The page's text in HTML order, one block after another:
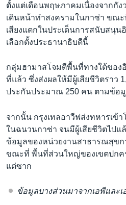
ตั้งแต่เดือนพฤษภาคมเนื่องจากกัง
เดินหน้าทำสงครามในกาซ่า ขณะ
เสียงแตกในประเด็นการสนับสนุน
เลือกตั้งประธานาธิบดีนี้
กลุ่มฮามาสโจมตีพื้นที่ทางใต้ของ
ที่แล้ว ซึ่งส่งผลให้มีผู้เสียชีวิตราว
ประกันประมาณ 250 คน ตามข้อมู
จากนั้น กรุงเทลอาวีฟส่งทหารเข้
ในฉนวนกาซ่า จนมีผู้เสียชีวิตไปแ
ข้อมูลของหน่วยงานสาธารณสุข
ขณะที่ พื้นที่ส่วนใหญ่ของเขตปกค
แต่ซาก
ข้อมูลบางส่วนมาจากเอพีและเ